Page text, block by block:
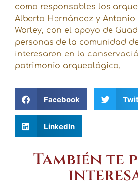
como responsables los
Alberto Hernández y Antonio
Worley, con el apoyo de
personas de la comunidad
interesaron en la
patrimonio arqueológico.
Facebook
LinkedIn
También te